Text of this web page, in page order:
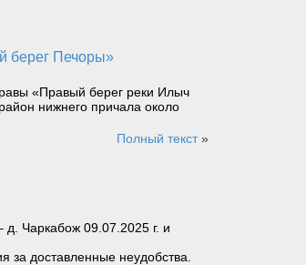
«Правый берег реки Илыч
нижнего причала около
Полный текст»
Чаркабож 09.07.2025 г. и
доставленные неудобства.